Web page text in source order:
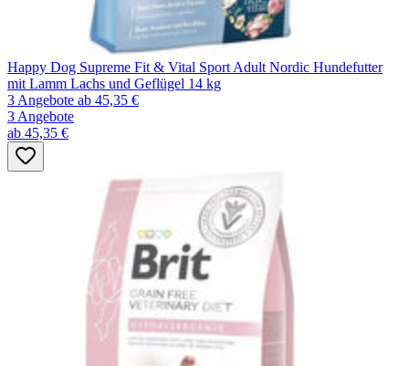
Happy Dog Supreme Fit & Vital Sport Adult Nordic Hundefutter
mit Lamm Lachs und Geflügel 14 kg
3 Angebote ab 45,35 €
3 Angebote
ab 45,35 €